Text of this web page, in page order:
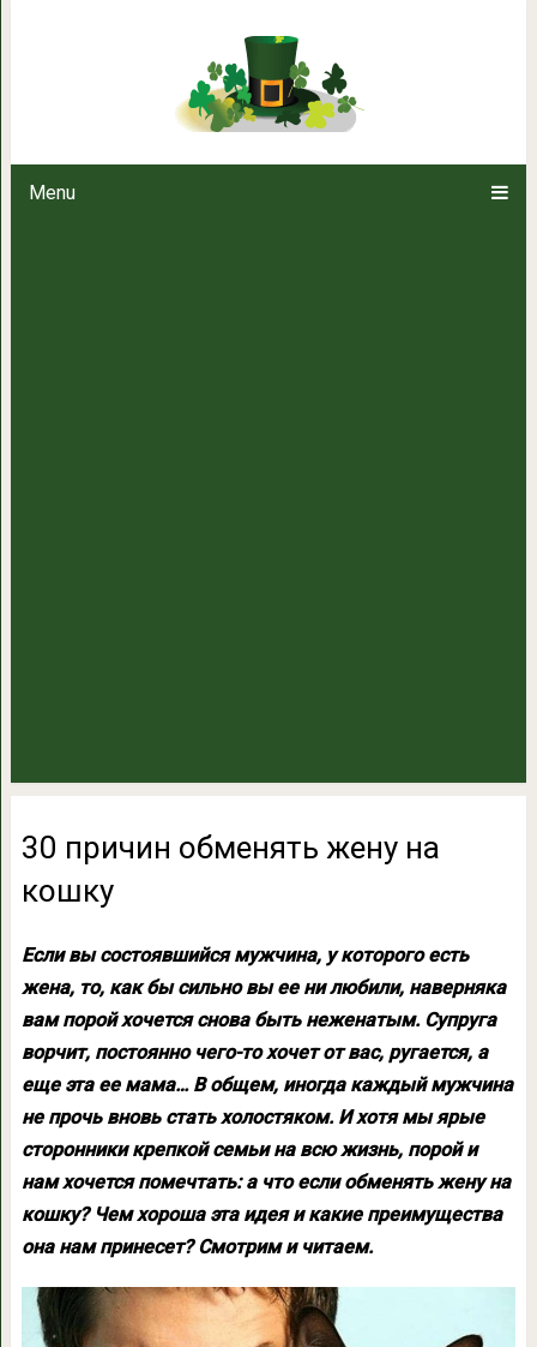
Menu
30 причин обменять жену на
кошку
Если вы состоявшийся мужчина, у которого есть
жена, то, как бы сильно вы ее ни любили, наверняка
вам порой хочется снова быть неженатым. Супруга
ворчит, постоянно чего-то хочет от вас, ругается, а
еще эта ее мама… В общем, иногда каждый мужчина
не прочь вновь стать холостяком. И хотя мы ярые
сторонники крепкой семьи на всю жизнь, порой и
нам хочется помечтать: а что если обменять жену на
кошку? Чем хороша эта идея и какие преимущества
она нам принесет? Смотрим и читаем.